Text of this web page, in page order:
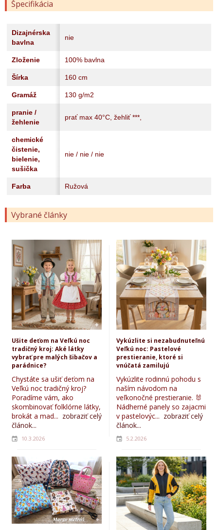
Špecifikácia
Dizajnérska
bavlna
nie
Zloženie 100% bavlna
Šírka 160 cm
Gramáž 130 g/m2
pranie /
žehlenie
prať max 40°C, žehliť ***,
chemické
čistenie,
bielenie,
sušička
nie / nie / nie
Farba Ružová
Vybrané články
Ušite deťom na Veľkú noc
tradičný kroj: Aké látky
vybrať pre malých šibačov a
parádnice?
Chystáte sa ušiť deťom na
Veľkú noc tradičný kroj?
Poradíme vám, ako
skombinovať folklórne látky,
brokát a mad... zobraziť celý
článok...
10.3.2026
Vykúzlite si nezabudnuteľnú
Veľkú noc: Pastelové
prestieranie, ktoré si
vnúčatá zamilujú
Vykúzlite rodinnú pohodu s
naším návodom na
veľkonočné prestieranie. 🐰
Nádherné panely so zajacmi
v pastelovýc... zobraziť celý
článok...
5.2.2026